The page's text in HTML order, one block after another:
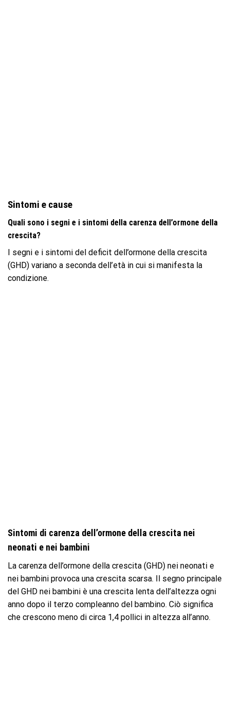
Sintomi e cause
Quali sono i segni e i sintomi della carenza dell’ormone della
crescita?
I segni e i sintomi del deficit dell’ormone della crescita
(GHD) variano a seconda dell’età in cui si manifesta la
condizione.
Sintomi di carenza dell’ormone della crescita nei
neonati e nei bambini
La carenza dell’ormone della crescita (GHD) nei neonati e
nei bambini provoca una crescita scarsa. Il segno principale
del GHD nei bambini è una crescita lenta dell’altezza ogni
anno dopo il terzo compleanno del bambino. Ciò significa
che crescono meno di circa 1,4 pollici in altezza all’anno.